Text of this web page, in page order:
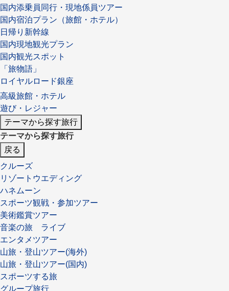
国内添乗員同行・現地係員ツアー
国内宿泊プラン（旅館・ホテル）
日帰り新幹線
国内現地観光プラン
国内観光スポット
「旅物語」
ロイヤルロード銀座
高級旅館・ホテル
遊び・レジャー
テーマから探す旅行
テーマから探す旅行
戻る
クルーズ
リゾートウエディング
ハネムーン
スポーツ観戦・参加ツアー
美術鑑賞ツアー
音楽の旅 ライブ
エンタメツアー
山旅・登山ツアー(海外)
山旅・登山ツアー(国内)
スポーツする旅
グループ旅行